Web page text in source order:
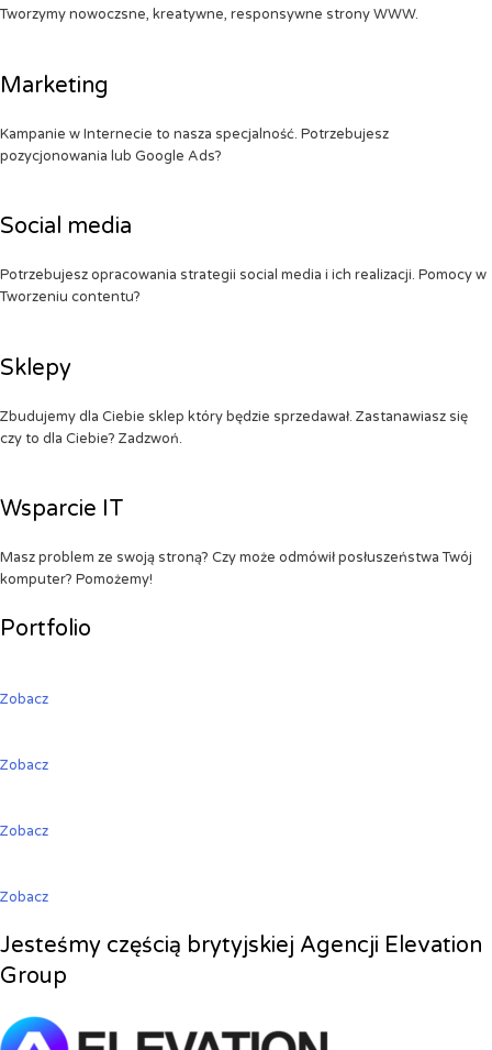
Tworzymy nowoczsne, kreatywne, responsywne strony WWW.
Marketing
Kampanie w Internecie to nasza specjalność. Potrzebujesz
pozycjonowania lub Google Ads?
Social media
Potrzebujesz opracowania strategii social media i ich realizacji. Pomocy w
Tworzeniu contentu?
Sklepy
Zbudujemy dla Ciebie sklep który będzie sprzedawał. Zastanawiasz się
czy to dla Ciebie? Zadzwoń.
Wsparcie IT
Masz problem ze swoją stroną? Czy może odmówił posłuszeństwa Twój
komputer? Pomożemy!
Portfolio
Zobacz
Zobacz
Zobacz
Zobacz
Jesteśmy częścią brytyjskiej Agencji Elevation
Group